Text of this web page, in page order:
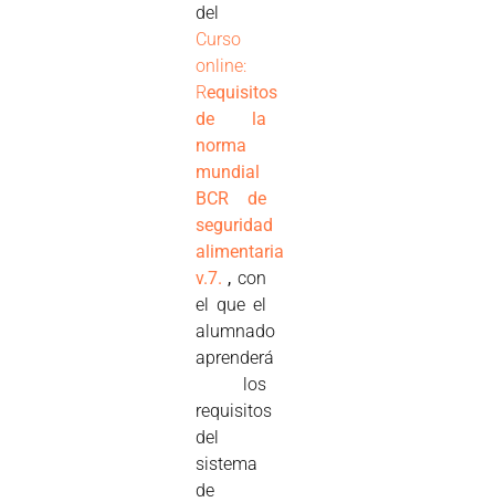
del
Curso
online:
Requisitos
de la
norma
mundial
BCR de
seguridad
alimentaria
v.7. , con
el que el
alumnado
aprenderá
los
requisitos
del
sistema
de